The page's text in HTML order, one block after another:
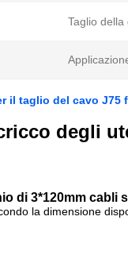
Taglio della
taglio del cavo J75
degli
di 3*120mm cabli
la dimensione